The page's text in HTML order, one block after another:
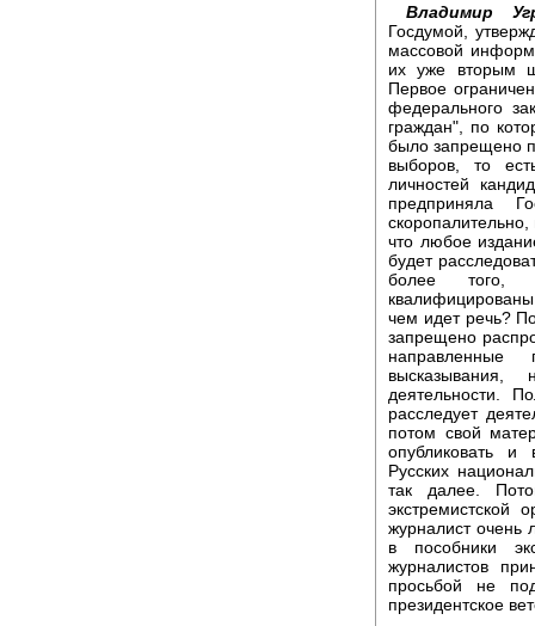
Владимир
Госдумой,
массовой
их уже вторым
Первое
федерального
граждан", по
было запрещено
выборов, то
личностей
предприняла
что любое
будет
более того,
чем идет речь?
запрещено
направленные
высказывания,
деятельности.
расследует
потом свой
опубликовать и
Русских
так далее.
экстремистской
журналист очень
в пособники
журналистов
просьбой не
президентское